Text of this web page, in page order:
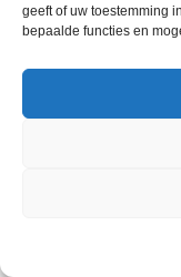
geeft of uw toestemming
bepaalde functies en
© 2013 - 2026 De